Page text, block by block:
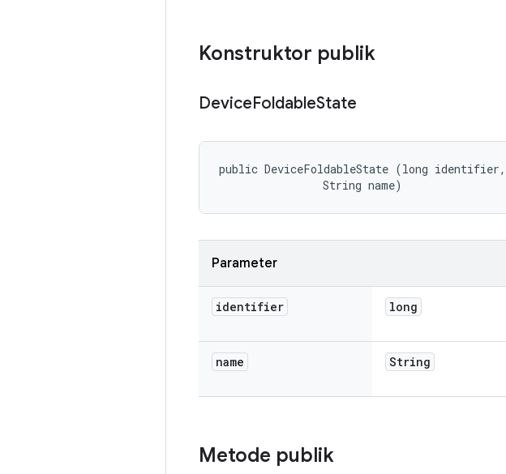
Konstruktor publik
DeviceFoldableState
public DeviceFoldableState (long identifier,
                String name)
Parameter
identifier long
name String
Metode publik